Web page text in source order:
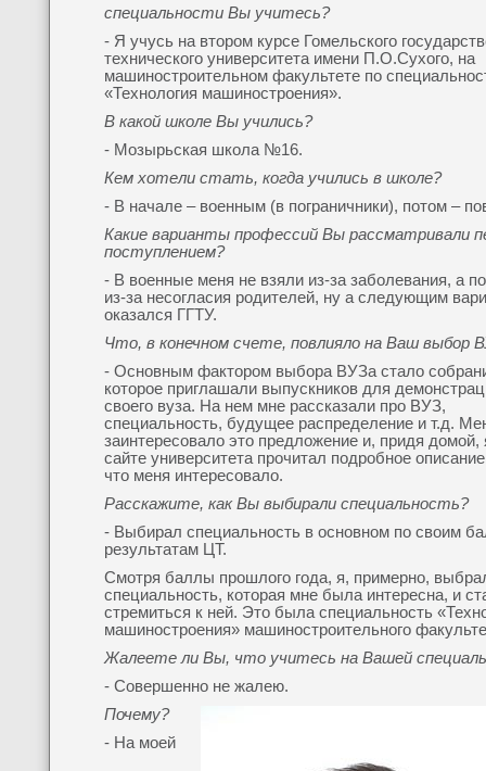
специальности Вы учитесь?
- Я учусь на втором курсе Гомельского
технического университета имени П.О.Сухого, на
машиностроительном факультете по
«Технология машиностроения».
В какой школе Вы учились?
- Мозырьская школа №16.
Кем хотели стать, когда учились в школе?
- В начале – военным (в пограничники), потом –
Какие варианты профессий Вы рассматривали
поступлением?
- В военные меня не взяли из-за заболевания, а
из-за несогласия родителей, ну а следующим
оказался ГГТУ.
Что, в конечном счете, повлияло на Ваш выбор
- Основным фактором выбора ВУЗа стало
которое приглашали выпускников для
своего вуза. На нем мне рассказали про ВУЗ,
специальность, будущее распределение и т.д.
заинтересовало это предложение и, придя домой,
сайте университета прочитал подробное описание
что меня интересовало.
Расскажите, как Вы выбирали специальность?
- Выбирал специальность в основном по своим
результатам ЦТ.
Смотря баллы прошлого года, я, примерно,
специальность, которая мне была интересна, и
стремиться к ней. Это была специальность
машиностроения» машиностроительного
Жалеете ли Вы, что учитесь на Вашей
- Совершенно не жалею.
Почему?
- На моей